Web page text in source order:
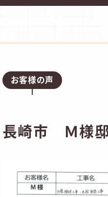
お客様の声
長崎市 Ｍ様